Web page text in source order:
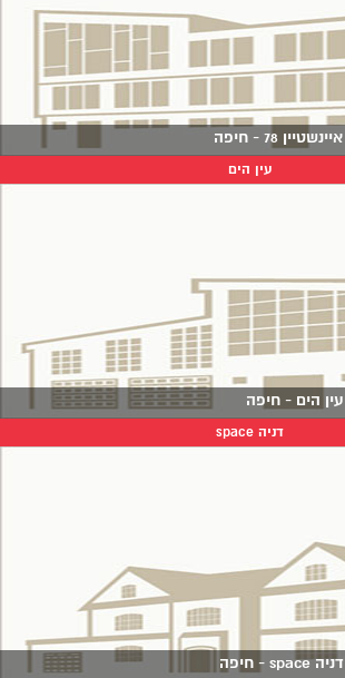
איינשטיין 78 - חיפה
עין הים
עין הים - חיפה
דניה space
דניה space - חיפה